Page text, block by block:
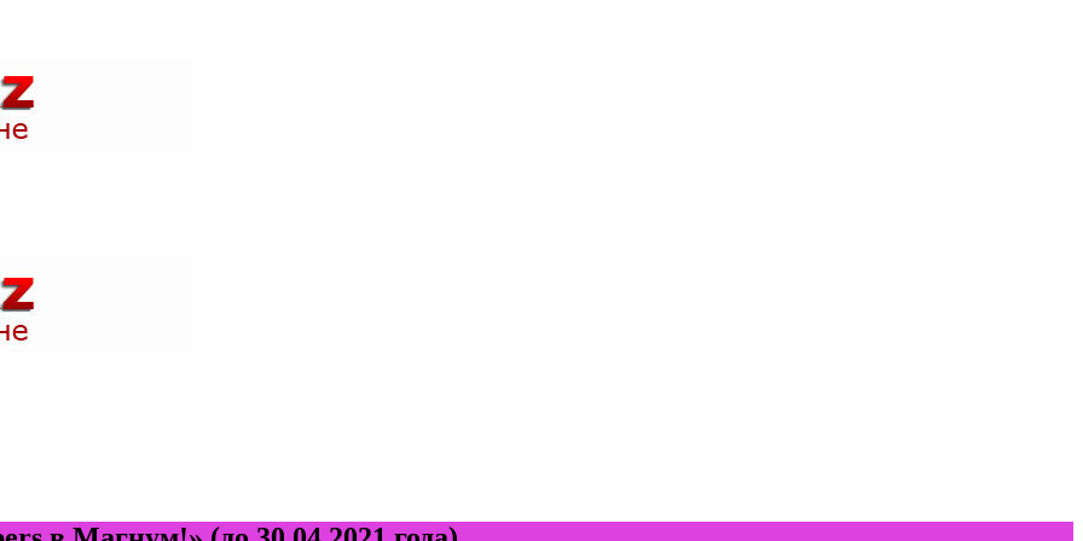
в магазинах вашего города и быть в курсе где проходят новые акции и скидки.
в магазинах вашего города и быть в курсе где проходят новые акции и скидки.